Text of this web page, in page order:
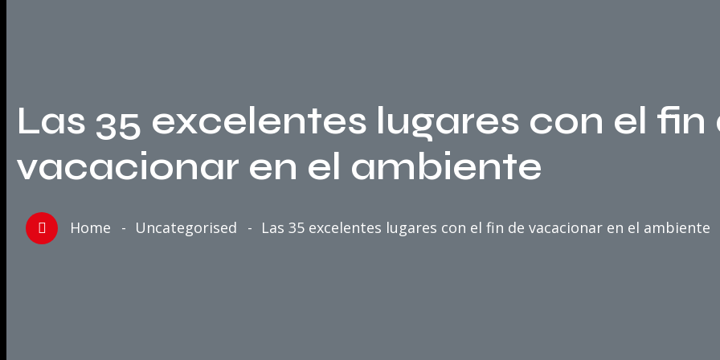
Las 35 excelentes lugares con el fin
vacacionar en el ambiente
Home Uncategorised Las 35 excelentes lugares con el fin de vacacionar en el ambiente